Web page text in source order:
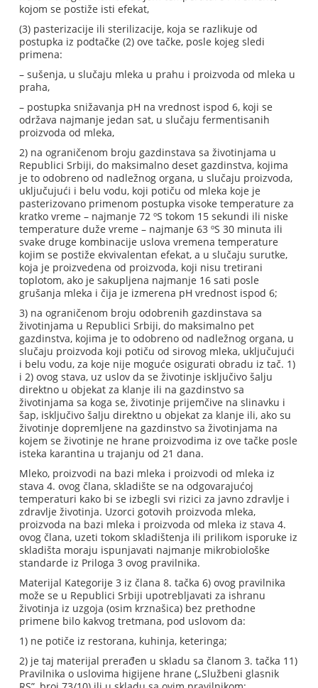
kojom se postiže isti efekat,
(3) pasterizacije ili sterilizacije, koja se razlikuje od
postupka iz podtačke (2) ove tačke, posle kojeg sledi
primena:
– sušenja, u slučaju mleka u prahu i proizvoda od mleka u
praha,
– postupka snižavanja pH na vrednost ispod 6, koji se
održava najmanje jedan sat, u slučaju fermentisanih
proizvoda od mleka,
2) na ograničenom broju gazdinstava sa životinjama u
Republici Srbiji, do maksimalno deset gazdinstva, kojima
je to odobreno od nadležnog organa, u slučaju proizvoda,
uključujući i belu vodu, koji potiču od mleka koje je
pasterizovano primenom postupka visoke temperature za
kratko vreme – najmanje 72 ºS tokom 15 sekundi ili niske
temperature duže vreme – najmanje 63 ºS 30 minuta ili
svake druge kombinacije uslova vremena temperature
kojim se postiže ekvivalentan efekat, a u slučaju surutke,
koja je proizvedena od proizvoda, koji nisu tretirani
toplotom, ako je sakupljena najmanje 16 sati posle
grušanja mleka i čija je izmerena pH vrednost ispod 6;
3) na ograničenom broju odobrenih gazdinstava sa
životinjama u Republici Srbiji, do maksimalno pet
gazdinstva, kojima je to odobreno od nadležnog organa, u
slučaju proizvoda koji potiču od sirovog mleka, uključujući
i belu vodu, za koje nije moguće osigurati obradu iz tač. 1)
i 2) ovog stava, uz uslov da se životinje isključivo šalju
direktno u objekat za klanje ili na gazdinstvo sa
životinjama sa koga se, životinje prijemčive na slinavku i
šap, isključivo šalju direktno u objekat za klanje ili, ako su
životinje dopremljene na gazdinstvo sa životinjama na
kojem se životinje ne hrane proizvodima iz ove tačke posle
isteka karantina u trajanju od 21 dana.
Mleko, proizvodi na bazi mleka i proizvodi od mleka iz
stava 4. ovog člana, skladište se na odgovarajućoj
temperaturi kako bi se izbegli svi rizici za javno zdravlje i
zdravlje životinja. Uzorci gotovih proizvoda mleka,
proizvoda na bazi mleka i proizvoda od mleka iz stava 4.
ovog člana, uzeti tokom skladištenja ili prilikom isporuke iz
skladišta moraju ispunjavati najmanje mikrobiološke
standarde iz Priloga 3 ovog pravilnika.
Materijal Kategorije 3 iz člana 8. tačka 6) ovog pravilnika
može se u Republici Srbiji upotrebljavati za ishranu
životinja iz uzgoja (osim krznašica) bez prethodne
primene bilo kakvog tretmana, pod uslovom da:
1) ne potiče iz restorana, kuhinja, keteringa;
2) je taj materijal prerađen u skladu sa članom 3. tačka 11)
Pravilnika o uslovima higijene hrane („Službeni glasnik